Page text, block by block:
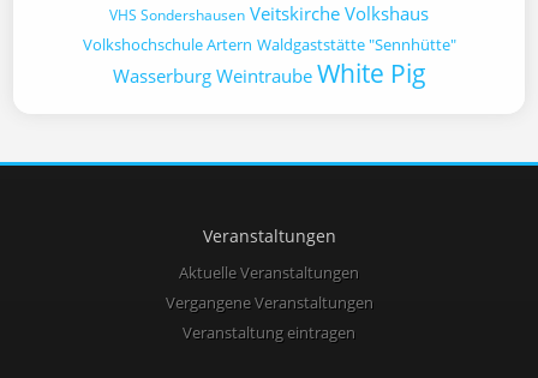
VHS Sondershausen Veitskirche Volkshaus
Volkshochschule Artern Waldgaststätte "Sennhütte"
Wasserburg Weintraube White Pig
Veranstaltungen
Aktuelle Veranstaltungen
Vergangene Veranstaltungen
Veranstaltung eintragen